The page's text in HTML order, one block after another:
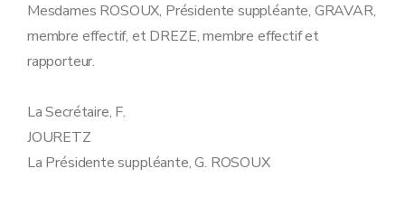
Mesdames ROSOUX, Présidente suppléante, GRAVAR,
membre effectif, et DREZE, membre effectif et
rapporteur.
La Secrétaire, F.
JOURETZ
La Présidente suppléante, G. ROSOUX